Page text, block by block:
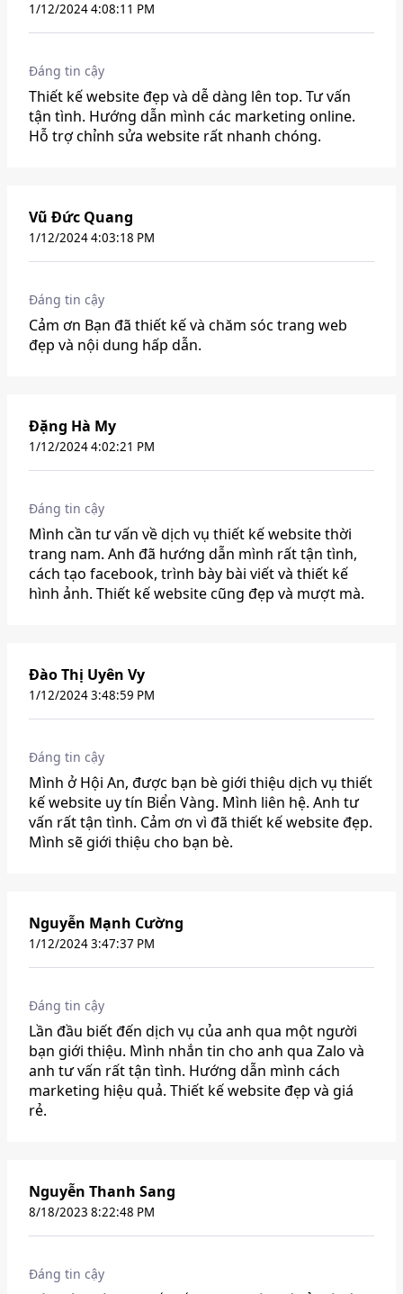
1/12/2024 4:08:11 PM
Đáng tin cậy
Thiết kế website đẹp và dễ dàng lên top. Tư vấn
tận tình. Hướng dẫn mình các marketing online.
Hỗ trợ chỉnh sửa website rất nhanh chóng.
Vũ Đức Quang
1/12/2024 4:03:18 PM
Đáng tin cậy
Cảm ơn Bạn đã thiết kế và chăm sóc trang web
đẹp và nội dung hấp dẫn.
Đặng Hà My
1/12/2024 4:02:21 PM
Đáng tin cậy
Mình cần tư vấn về dịch vụ thiết kế website thời
trang nam. Anh đã hướng dẫn mình rất tận tình,
cách tạo facebook, trình bày bài viết và thiết kế
hình ảnh. Thiết kế website cũng đẹp và mượt mà.
Đào Thị Uyên Vy
1/12/2024 3:48:59 PM
Đáng tin cậy
Mình ở Hội An, được bạn bè giới thiệu dịch vụ thiết
kế website uy tín Biển Vàng. Mình liên hệ. Anh tư
vấn rất tận tình. Cảm ơn vì đã thiết kế website đẹp.
Mình sẽ giới thiệu cho bạn bè.
Nguyễn Mạnh Cường
1/12/2024 3:47:37 PM
Đáng tin cậy
Lần đầu biết đến dịch vụ của anh qua một người
bạn giới thiệu. Mình nhắn tin cho anh qua Zalo và
anh tư vấn rất tận tình. Hướng dẫn mình cách
marketing hiệu quả. Thiết kế website đẹp và giá
rẻ.
Nguyễn Thanh Sang
8/18/2023 8:22:48 PM
Đáng tin cậy